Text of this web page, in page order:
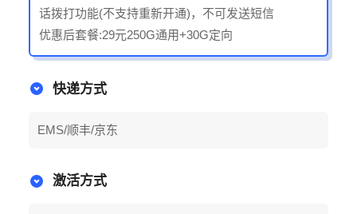
话拨打功能(不支持重新开通)，不可发送短信
优惠后套餐:29元250G通用+30G定向
快递方式
EMS/顺丰/京东
激活方式